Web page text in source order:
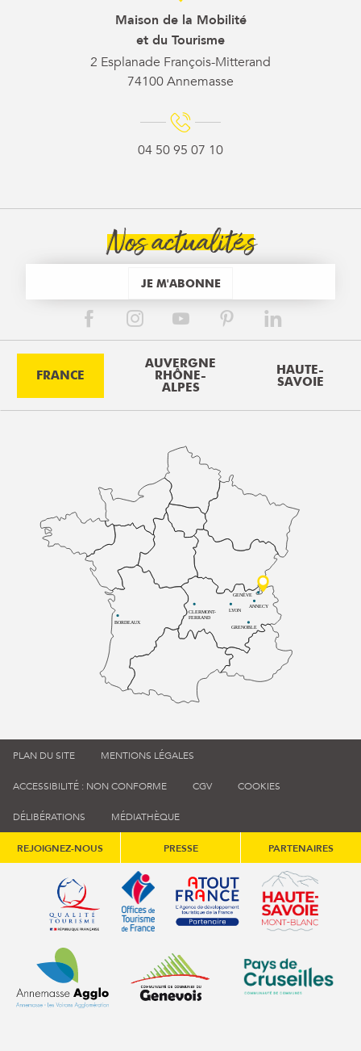
Maison de la Mobilité
et du Tourisme
2 Esplanade François-Mitterand
74100 Annemasse
04 50 95 07 10
Nos actualités
JE M'ABONNE
FRANCE
AUVERGNE
RHÔNE-
ALPES
HAUTE-
SAVOIE
BORDEAUX
CLERMONT-
FERRAND
LYON
ANNECY
GRENOBLE
GENÈVE
PLAN DU SITE MENTIONS LÉGALES
ACCESSIBILITÉ : NON CONFORME CGV COOKIES
DÉLIBÉRATIONS MÉDIATHÈQUE
REJOIGNEZ-NOUS PRESSE PARTENAIRES
Qualité tourisme (s'ouvre dans une nouvelle fenêtre)
Office de tourisme de France (s'ouvre
Atout France (s'ouvre dans
Annemasse Agglo (s'ouvre dans une nouvelle fenêtre)
Communauté de communes du
Communauté de